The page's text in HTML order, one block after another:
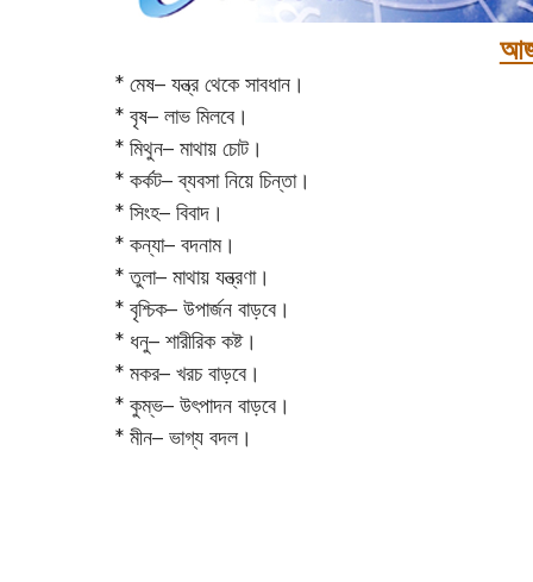
* মেষ– যন্ত্র থেকে সাবধান।
* বৃষ– লাভ মিলবে।
* মিথুন– মাথায় চোট।
* কর্কট– ব্যবসা নিয়ে চিন্তা।
* সিংহ– বিবাদ।
* কন্যা– বদনাম।
* তুলা– মাথায় যন্ত্রণা।
* বৃশ্চিক– উপার্জন বাড়বে।
* ধনু– শারীরিক কষ্ট।
* মকর– খরচ বাড়বে।‌
* কুম্ভ– উৎপাদন বাড়বে।
* মীন– ভাগ্য বদল।‌‌‌‌‌‌‌‌‌‌‌‌‌‌‌‌‌‌‌‌‌‌‌‌‌‌‌‌‌‌‌‌‌‌‌‌‌‌‌‌‌‌‌‌‌‌‌‌